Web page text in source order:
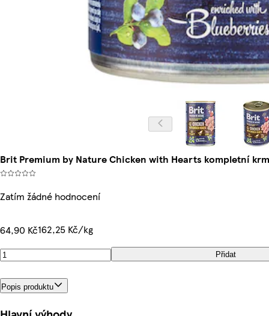
Brit Premium by Nature Chicken with Hearts kompletní
Zatím žádné hodnocení
64,90 Kč162,25 Kč/kg
Přidat
Popis produktu